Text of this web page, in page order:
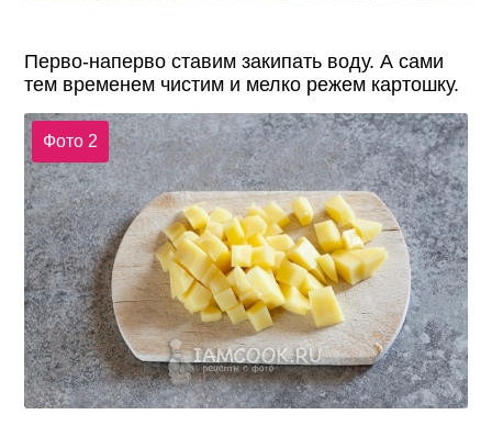
Перво-наперво ставим закипать воду. А сами
тем временем чистим и мелко режем картошку.
Фото 2